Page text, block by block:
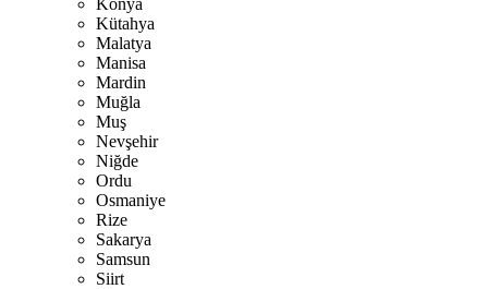
Konya
Kütahya
Malatya
Manisa
Mardin
Muğla
Muş
Nevşehir
Niğde
Ordu
Osmaniye
Rize
Sakarya
Samsun
Siirt